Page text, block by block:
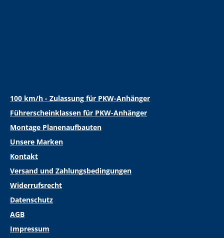
100 km/h - Zulassung für PKW-Anhänger
Führerscheinklassen für PKW-Anhänger
Montage Planenaufbauten
Unsere Marken
Kontakt
Versand und Zahlungsbedingungen
Widerrufsrecht
Datenschutz
AGB
Impressum